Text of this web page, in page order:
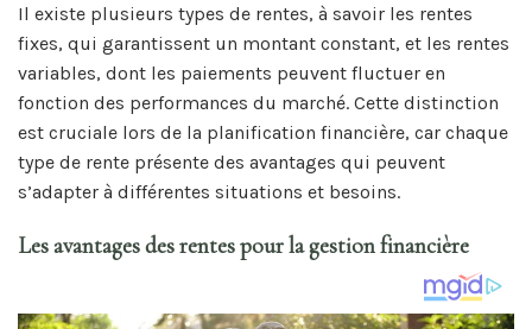
Il existe plusieurs types de rentes, à savoir les rentes
fixes, qui garantissent un montant constant, et les rentes
variables, dont les paiements peuvent fluctuer en
fonction des performances du marché. Cette distinction
est cruciale lors de la planification financière, car chaque
type de rente présente des avantages qui peuvent
s’adapter à différentes situations et besoins.
Les avantages des rentes pour la gestion financière